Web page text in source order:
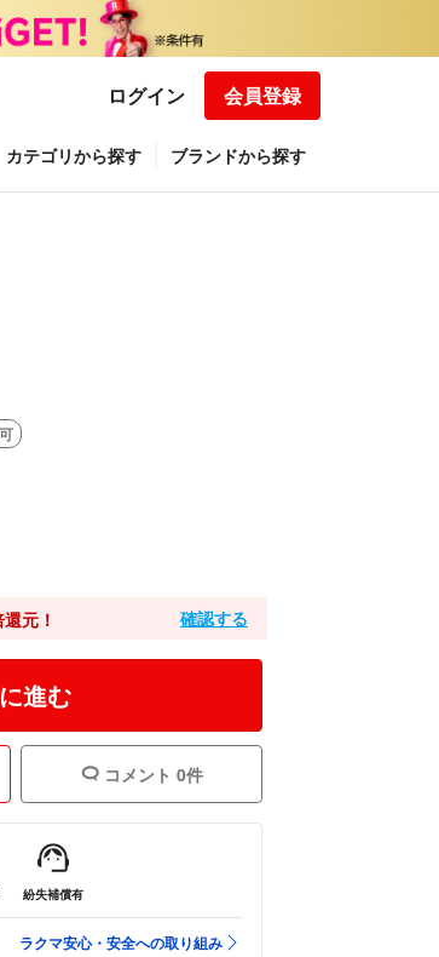
ログイン 会員登録
カテゴリから探す ブランドから探す
元！ 確認する
進む
コメント 0件
紛失補償有
ラクマ安心・安全への取り組み